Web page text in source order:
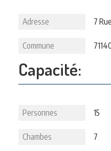
Adresse 7
Commune
Capacité:
Personnes 15
Chambes 7